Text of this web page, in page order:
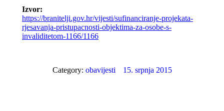
Izvor:
https://branitelji.gov.hr/vijesti/sufinanciranje-projekata-
rjesavanja-pristupacnosti-objektima-za-osobe-s-
invaliditetom-1166/1166
Category: obavijesti 15. srpnja 2015